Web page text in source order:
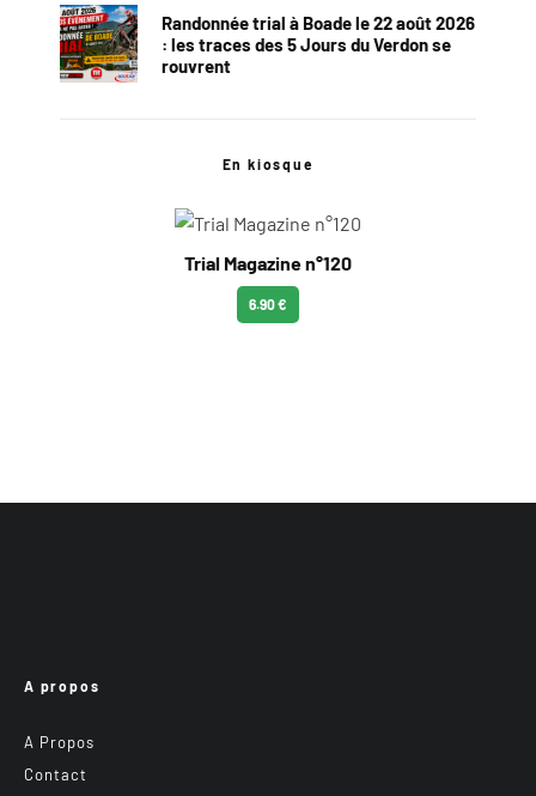
Randonnée trial à Boade le 22 août 2026
: les traces des 5 Jours du Verdon se
rouvrent
En kiosque
Trial Magazine n°120
6.90 €
A propos
A Propos
Contact